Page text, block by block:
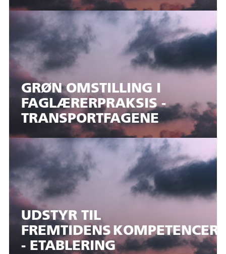
GRØN OMSTILLING I
FAGLÆRERPRAKSIS -
TRANSPORTFAGENE
UDSTYR TIL
FREMTIDENS
- ETABLERING